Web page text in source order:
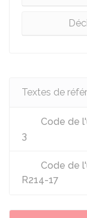
Textes de
Code de
3
Code de
R214-17